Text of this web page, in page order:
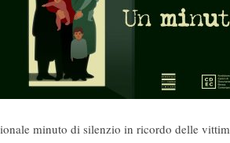
minuto di silenzio in ricordo delle